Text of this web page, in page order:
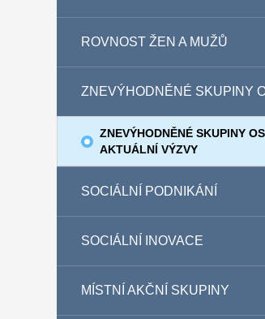
ROVNOST ŽEN A MUŽŮ
ZNEVÝHODNĚNÉ SKUPINY
ZNEVÝHODNĚNÉ SKUPINY
AKTUÁLNÍ VÝZVY
SOCIÁLNÍ PODNIKÁNÍ
SOCIÁLNÍ INOVACE
MÍSTNÍ AKČNÍ SKUPINY